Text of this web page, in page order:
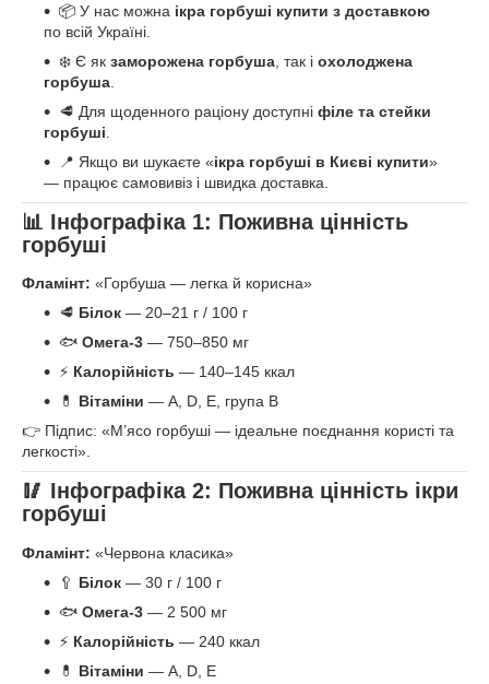
📦 У нас можна ікра горбуші купити з доставкою
по всій Україні.
❄️ Є як заморожена горбуша , так і охолоджена
горбуша
🥩 Для щоденного раціону доступні філе та стейки
горбуші
📍 Якщо ви шукаєте «ікра горбуші в Києві купити»
— працює самовивіз і швидка доставка.
📊 Інфографіка 1: Поживна цінність
горбуші
Фламінт: «Горбуша — легка й корисна»
🥩 Білок — 20–21 г / 100 г
🐟 Омега-3 — 750–850 мг
⚡ Калорійність — 140–145 ккал
💊 Вітаміни — A, D, E, група B
👉 Підпис: «М’ясо горбуші — ідеальне поєднання користі та
легкості».
🥢 Інфографіка 2: Поживна цінність ікри
горбуші
Фламінт: «Червона класика»
🥄 Білок — 30 г / 100 г
🐟 Омега-3 — 2 500 мг
⚡ Калорійність — 240 ккал
💊 Вітаміни — A, D, E